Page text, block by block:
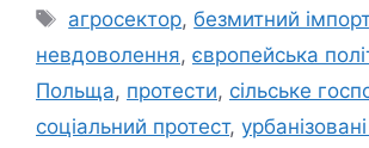
Tags
агросектор,безмитний імпорт
невдоволення, європейська
Польща, протести, сільське
соціальний протест,